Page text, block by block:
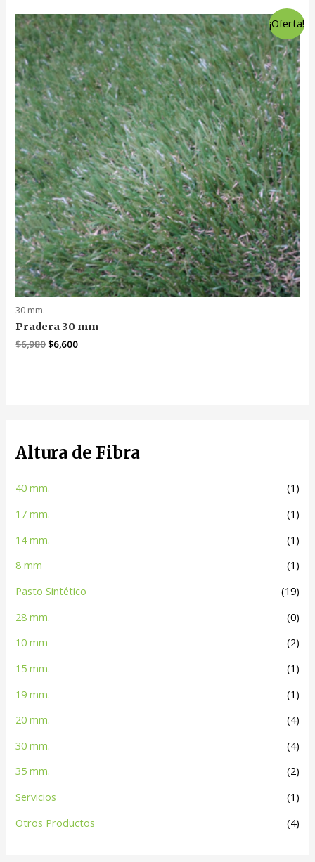
Altura de Fibra
40 mm.
(1)
17 mm.
(1)
14 mm.
(1)
8 mm
(1)
Pasto Sintético
(19)
28 mm.
(0)
10 mm
(2)
15 mm.
(1)
19 mm.
(1)
20 mm.
(4)
30 mm.
(4)
35 mm.
(2)
Servicios
(1)
Otros Productos
(4)
era:
$5,540.
es:
$5,200.
¡Oferta!
30 mm.
Pradera 30 mm
$6,980El
$6,600El